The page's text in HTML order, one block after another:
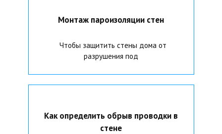
Монтаж пароизоляции стен
Чтобы защитить стены дома от
разрушения под
Как определить обрыв проводки в
стене